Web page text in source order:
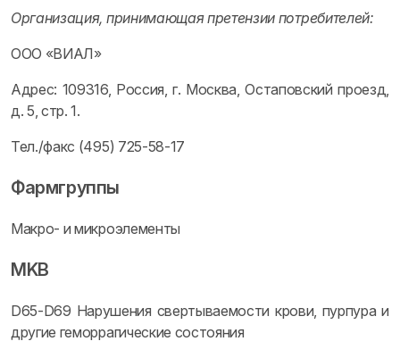
Организация, принимающая претензии потребителей:
ООО «ВИАЛ»
Адрес: 109316, Россия, г. Москва, Остаповский проезд,
д. 5, стр. 1.
Тел./факс (495) 725-58-17
Фармгруппы
Макро- и микроэлементы
MKB
D65-D69 Нарушения свертываемости крови, пурпура и
другие геморрагические состояния